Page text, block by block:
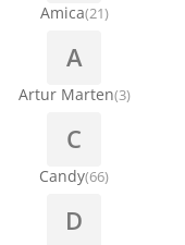
Amica(21)
A
Artur Marten(3)
C
Candy(66)
D